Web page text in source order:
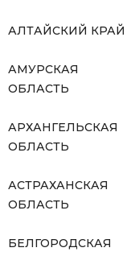
АЛТАЙСКИЙ КРАЙ
АМУРСКАЯ
ОБЛАСТЬ
АРХАНГЕЛЬСКАЯ
ОБЛАСТЬ
АСТРАХАНСКАЯ
ОБЛАСТЬ
БЕЛГОРОДСКАЯ